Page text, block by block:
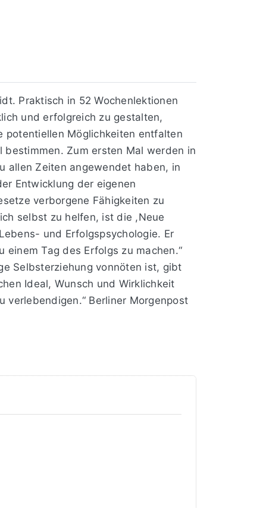
Praktisch in 52 Wochenlektionen
und erfolgreich zu gestalten,
potentiellen Möglichkeiten entfalten
Zum ersten Mal werden in
allen Zeiten angewendet haben, in
Entwicklung der eigenen
verborgene Fähigkeiten zu
selbst zu helfen, ist die ,Neue
und Erfolgspsychologie. Er
Tag des Erfolgs zu machen.“
Selbsterziehung vonnöten ist, gibt
Ideal, Wunsch und Wirklichkeit
verlebendigen.“ Berliner Morgenpost